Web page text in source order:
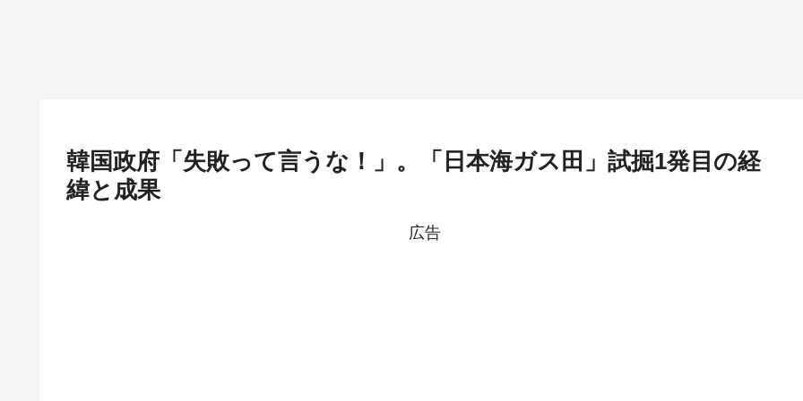
韓国政府「失敗って言うな！」。「日本海ガス田」試掘1発目の経
緯と成果
広告